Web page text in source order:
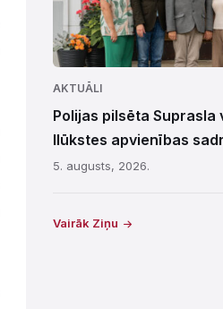
AKTUĀLI
Polijas pilsēta Suprasla
Ilūkstes apvienības
5. augusts, 2026.
Vairāk Ziņu